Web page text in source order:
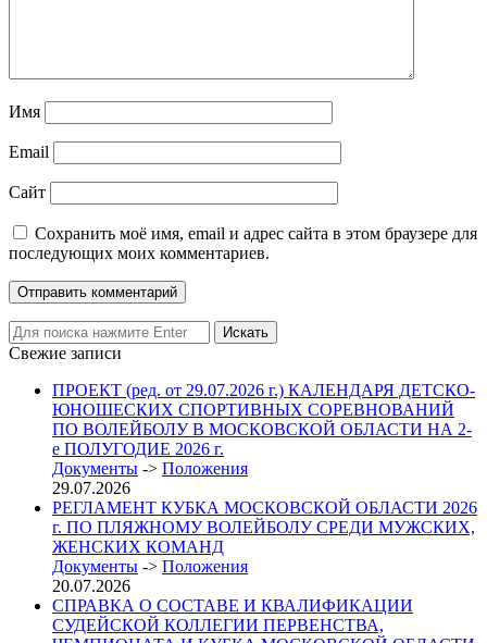
Имя
Email
Сайт
Сохранить моё имя, email и адрес сайта в этом браузере для
последующих моих комментариев.
Свежие записи
ПРОЕКТ (ред. от 29.07.2026 г.) КАЛЕНДАРЯ ДЕТСКО-
ЮНОШЕСКИХ СПОРТИВНЫХ СОРЕВНОВАНИЙ
ПО ВОЛЕЙБОЛУ В МОСКОВСКОЙ ОБЛАСТИ НА 2-
е ПОЛУГОДИЕ 2026 г.
Документы -> Положения
29.07.2026
РЕГЛАМЕНТ КУБКА МОСКОВСКОЙ ОБЛАСТИ 2026
г. ПО ПЛЯЖНОМУ ВОЛЕЙБОЛУ СРЕДИ МУЖСКИХ,
ЖЕНСКИХ КОМАНД
Документы -> Положения
20.07.2026
СПРАВКА О СОСТАВЕ И КВАЛИФИКАЦИИ
СУДЕЙСКОЙ КОЛЛЕГИИ ПЕРВЕНСТВА,